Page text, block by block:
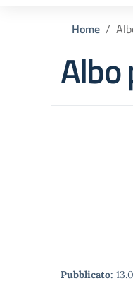
Home
Albo
Pubblicato: